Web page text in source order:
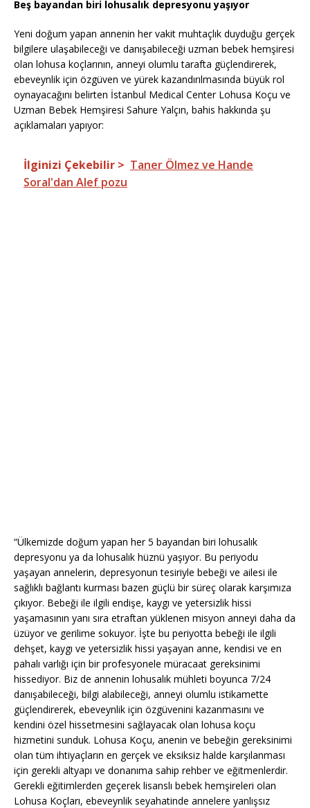
Beş bayandan biri lohusalık depresyonu yaşıyor
Yeni doğum yapan annenin her vakit muhtaçlık duyduğu gerçek
bilgilere ulaşabileceği ve danışabileceği uzman bebek hemşiresi
olan lohusa koçlarının, anneyi olumlu tarafta güçlendirerek,
ebeveynlik için özgüven ve yürek kazandırılmasında büyük rol
oynayacağını belirten İstanbul Medical Center Lohusa Koçu ve
Uzman Bebek Hemşiresi Sahure Yalçın, bahis hakkında şu
açıklamaları yapıyor:
İlginizi Çekebilir > Taner Ölmez ve Hande
Soral'dan Alef pozu
“Ülkemizde doğum yapan her 5 bayandan biri lohusalık
depresyonu ya da lohusalık hüznü yaşıyor. Bu periyodu
yaşayan annelerin, depresyonun tesiriyle bebeği ve ailesi ile
sağlıklı bağlantı kurması bazen güçlü bir süreç olarak karşımıza
çıkıyor. Bebeği ile ilgili endişe, kaygı ve yetersizlik hissi
yaşamasının yanı sıra etraftan yüklenen misyon anneyi daha da
üzüyor ve gerilime sokuyor. İşte bu periyotta bebeği ile ilgili
dehşet, kaygı ve yetersizlik hissi yaşayan anne, kendisi ve en
pahalı varlığı için bir profesyonele müracaat gereksinimi
hissediyor. Biz de annenin lohusalık mühleti boyunca 7/24
danışabileceği, bilgi alabileceği, anneyi olumlu istikamette
güçlendirerek, ebeveynlik için özgüvenini kazanmasını ve
kendini özel hissetmesini sağlayacak olan lohusa koçu
hizmetini sunduk. Lohusa Koçu, anenin ve bebeğin gereksinimi
olan tüm ihtiyaçların en gerçek ve eksiksiz halde karşılanması
için gerekli altyapı ve donanıma sahip rehber ve eğitmenlerdir.
Gerekli eğitimlerden geçerek lisanslı bebek hemşireleri olan
Lohusa Koçları, ebeveynlik seyahatinde annelere yanlışsız